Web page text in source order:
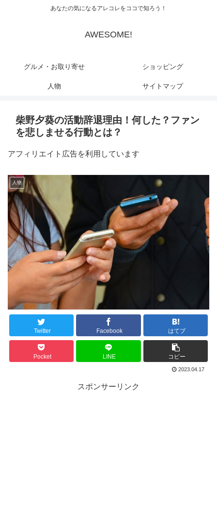
あなたの気になるアレコレをココで知ろう！
AWESOME!
グルメ・お取り寄せ ショッピング
人物 サイトマップ
柴野夕葵の活動辞退理由！何した？ファン
を悲しませる行動とは？
アフィリエイト広告を利用しています
人物
Twitter Facebook はてブ
Pocket LINE コピー
2023.04.17
スポンサーリンク